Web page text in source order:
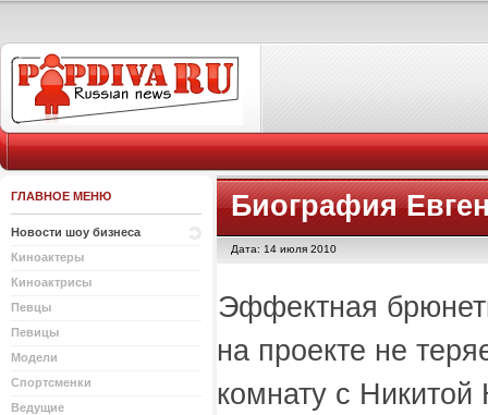
ГЛАВНОЕ МЕНЮ
Новости шоу бизнеса
Киноактеры
Киноактрисы
Певцы
Певицы
Модели
Спортсменки
Ведущие
Биография
Дата: 14 июля 2010
Эффектная
на проекте не
комнату с Никитой